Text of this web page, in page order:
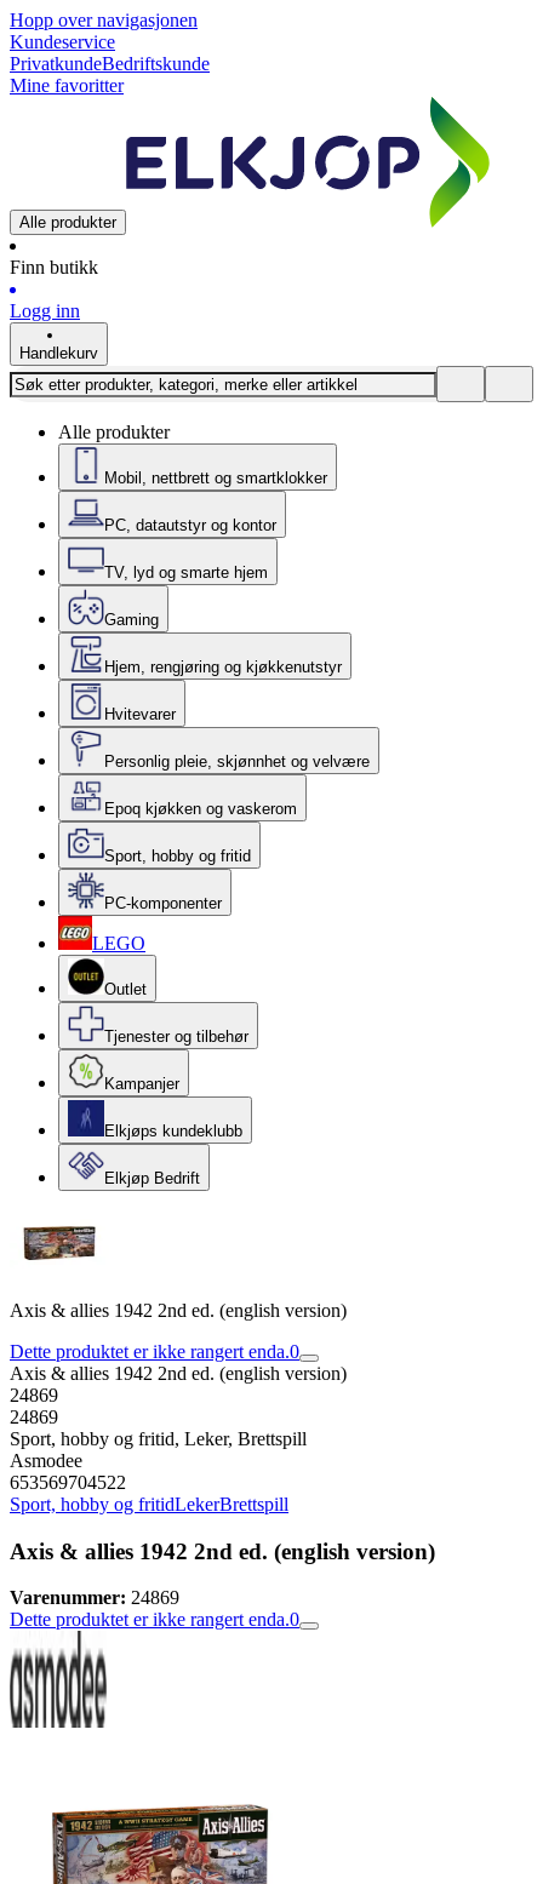
Hopp over navigasjonen
Kundeservice
PrivatkundeBedriftskunde
Mine favoritter
Alle produkter
Finn butikk
Logg inn
Handlekurv
Alle produkter
Mobil, nettbrett og smartklokker
PC, datautstyr og kontor
TV, lyd og smarte hjem
Gaming
Hjem, rengjøring og kjøkkenutstyr
Hvitevarer
Personlig pleie, skjønnhet og velvære
Epoq kjøkken og vaskerom
Sport, hobby og fritid
PC-komponenter
LEGO
Outlet
Tjenester og tilbehør
Kampanjer
Elkjøps kundeklubb
Elkjøp Bedrift
Axis & allies 1942 2nd ed. (english version)
Dette produktet er ikke rangert enda.0
Axis & allies 1942 2nd ed. (english version)
24869
24869
Sport, hobby og fritid, Leker, Brettspill
Asmodee
653569704522
Sport, hobby og fritidLekerBrettspill
Axis & allies 1942 2nd ed. (english version)
Varenummer: 24869
Dette produktet er ikke rangert enda.0